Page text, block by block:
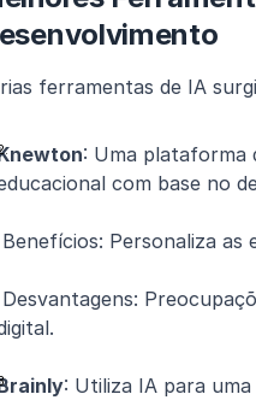
ferramentas de IA
: Uma plataforma
com base no
Benefícios: Personaliza as
: Utiliza IA para